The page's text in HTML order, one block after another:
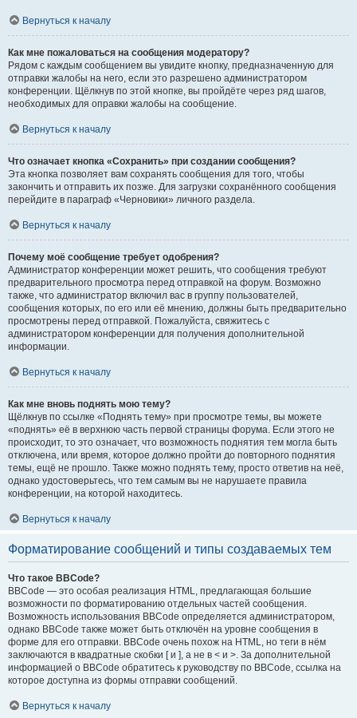
Вернуться к началу
Как мне пожаловаться на сообщения модератору?
Рядом с каждым сообщением вы увидите кнопку, предназначенную для
отправки жалобы на него, если это разрешено администратором
конференции. Щёлкнув по этой кнопке, вы пройдёте через ряд шагов,
необходимых для оправки жалобы на сообщение.
Вернуться к началу
Что означает кнопка «Сохранить» при создании сообщения?
Эта кнопка позволяет вам сохранять сообщения для того, чтобы
закончить и отправить их позже. Для загрузки сохранённого сообщения
перейдите в параграф «Черновики» личного раздела.
Вернуться к началу
Почему моё сообщение требует одобрения?
Администратор конференции может решить, что сообщения требуют
предварительного просмотра перед отправкой на форум. Возможно
также, что администратор включил вас в группу пользователей,
сообщения которых, по его или её мнению, должны быть предварительно
просмотрены перед отправкой. Пожалуйста, свяжитесь с
администратором конференции для получения дополнительной
информации.
Вернуться к началу
Как мне вновь поднять мою тему?
Щёлкнув по ссылке «Поднять тему» при просмотре темы, вы можете
«поднять» её в верхнюю часть первой страницы форума. Если этого не
происходит, то это означает, что возможность поднятия тем могла быть
отключена, или время, которое должно пройти до повторного поднятия
темы, ещё не прошло. Также можно поднять тему, просто ответив на неё,
однако удостоверьтесь, что тем самым вы не нарушаете правила
конференции, на которой находитесь.
Вернуться к началу
Форматирование сообщений и типы создаваемых тем
Что такое BBCode?
BBCode — это особая реализация HTML, предлагающая большие
возможности по форматированию отдельных частей сообщения.
Возможность использования BBCode определяется администратором,
однако BBCode также может быть отключён на уровне сообщения в
форме для его отправки. BBCode очень похож на HTML, но теги в нём
заключаются в квадратные скобки [ и ], а не в < и >. За дополнительной
информацией о BBCode обратитесь к руководству по BBCode, ссылка на
которое доступна из формы отправки сообщений.
Вернуться к началу